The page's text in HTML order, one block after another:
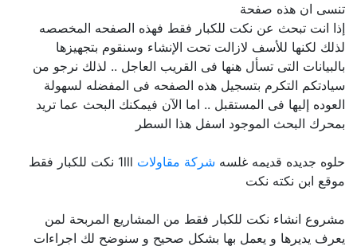
تنسى ان هذه صفحة
إذا انت تبحث عن نكت للكبار فقط فهذه الصفحه المخصصه
لذلك لكنها للأسف لازالت تحت الإنشاء وسنقوم بتجهيزها
بالبيانات التى تسأل هنها فى القريب العاجل .. لذلك نرجو من
سيادتكم التكرم بتسجيل هذه الصفحه فى المفضله لسهولة
العوده إليها فى المستقبل .. اما الآن فيمكنك البحث عما تريد
بمحرك البحث الموجود اسفل هذا السطر
حلوه جديده قديمه غلسهشركة مقاولات
1lll نكت للكبار فقط
موقع ابن نكته نكت
مشروع انشاء نكت للكبار فقط من المشاريع المربحة لمن
يعرف يديرها و يعمل بها بشكل صحيح و سنوضح لك اجراءات